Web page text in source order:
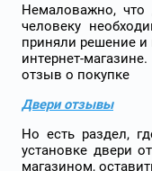
Немаловажно, что
человеку
приняли решение
интернет-
отзыв о покупке
Двери отзывы
Но есть раздел,
установке двери
магазином,